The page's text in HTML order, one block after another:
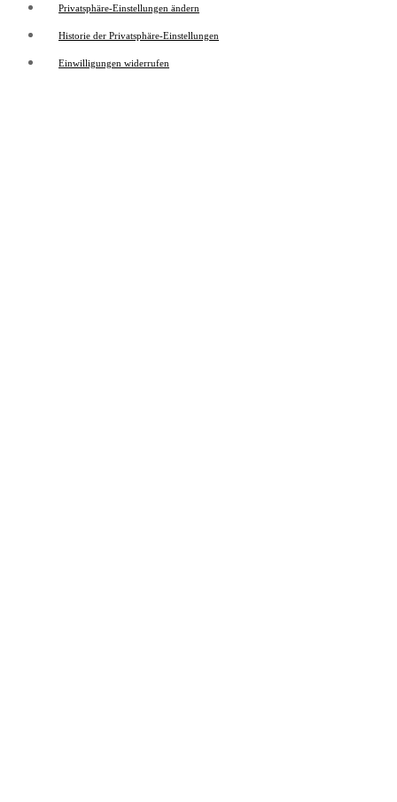
Privatsphäre-Einstellungen ändern
Historie der Privatsphäre-Einstellungen
Einwilligungen widerrufen